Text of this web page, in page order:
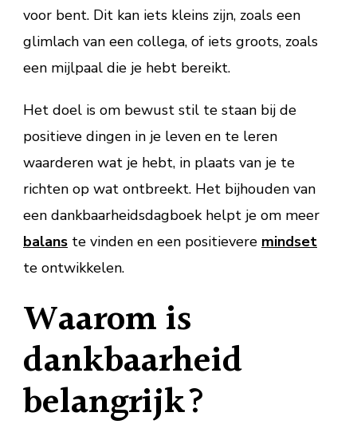
voor bent. Dit kan iets kleins zijn, zoals een
glimlach van een collega, of iets groots, zoals
een mijlpaal die je hebt bereikt.
Het doel is om bewust stil te staan bij de
positieve dingen in je leven en te leren
waarderen wat je hebt, in plaats van je te
richten op wat ontbreekt. Het bijhouden van
een dankbaarheidsdagboek helpt je om meer
balans te vinden en een positievere mindset
te ontwikkelen.
Waarom is
dankbaarheid
belangrijk?